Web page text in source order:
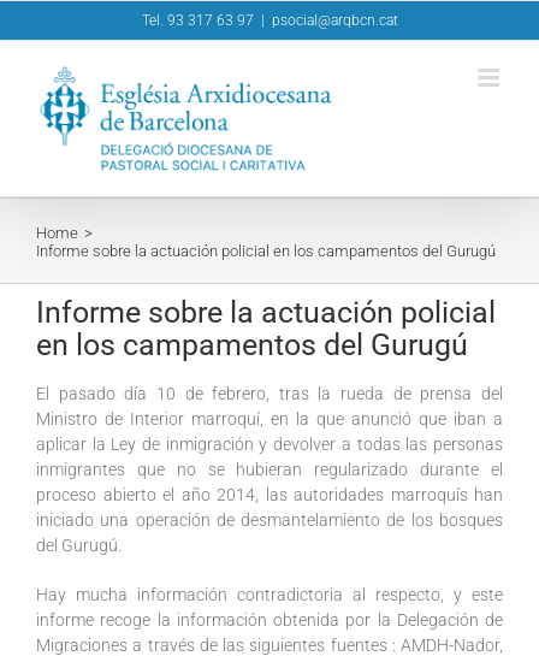
to
Tel. 93 317 63 97 psocial@arqbcn.cat
Home
Informe sobre la actuación policial en los campamentos del Gurugú
Informe sobre la actuación policial
en los campamentos del Gurugú
El pasado día 10 de febrero, tras la rueda de prensa del
Ministro de Interior marroquí, en la que anunció que iban a
aplicar la Ley de inmigración y devolver a todas las personas
inmigrantes que no se hubieran regularizado durante el
proceso abierto el año 2014, las autoridades marroquís han
iniciado una operación de desmantelamiento de los bosques
del Gurugú.
Hay mucha información contradictoria al respecto, y este
informe recoge la información obtenida por la Delegación de
Migraciones a través de las siguientes fuentes : AMDH-Nador,